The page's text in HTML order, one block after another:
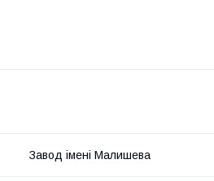
Завод імені Малишева